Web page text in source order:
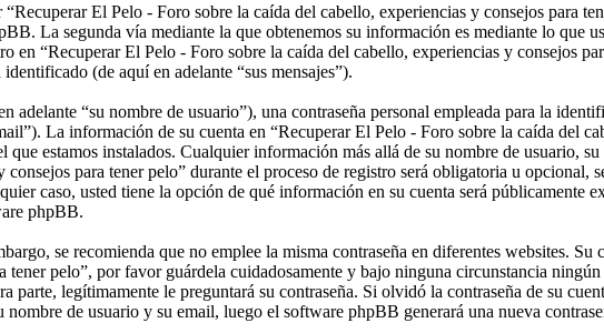
El Pelo - Foro sobre la caída del cabello, experiencias y consejos para
La segunda vía mediante la que obtenemos su información es mediante lo que
“Recuperar El Pelo - Foro sobre la caída del cabello, experiencias y consejos
(de aquí en adelante “sus mensajes”).
“su nombre de usuario”), una contraseña personal empleada para la
La información de su cuenta en “Recuperar El Pelo - Foro sobre la caída del
estamos instalados. Cualquier información más allá de su nombre de usuario,
para tener pelo” durante el proceso de registro será obligatoria u opcional,
caso, usted tiene la opción de qué información en su cuenta será públicamente
phpBB.
se recomienda que no emplee la misma contraseña en diferentes websites. Su
pelo”, por favor guárdela cuidadosamente y bajo ninguna circunstancia
legítimamente le preguntará su contraseña. Si olvidó la contraseña de su
de usuario y su email, luego el software phpBB generará una nueva